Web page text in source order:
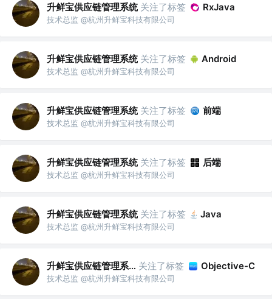
升鲜宝供应链管理系统 关注了标签 RxJava
技术总监 @杭州升鲜宝科技有限公司
升鲜宝供应链管理系统 关注了标签 Android
技术总监 @杭州升鲜宝科技有限公司
升鲜宝供应链管理系统 关注了标签 前端
技术总监 @杭州升鲜宝科技有限公司
升鲜宝供应链管理系统 关注了标签 后端
技术总监 @杭州升鲜宝科技有限公司
升鲜宝供应链管理系统 关注了标签 Java
技术总监 @杭州升鲜宝科技有限公司
升鲜宝供应链管理系统 关注了标签 Objective-C
技术总监 @杭州升鲜宝科技有限公司